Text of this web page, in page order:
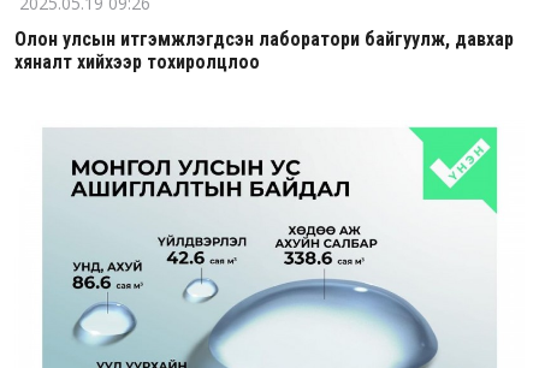
Олон улсын итгэмжлэгдсэн лаборатори байгуулж, давхар
хяналт хийхээр тохиролцлоо